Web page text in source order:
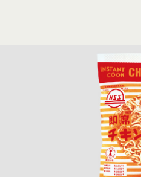
tu que...
tu peux visiter une réplique de